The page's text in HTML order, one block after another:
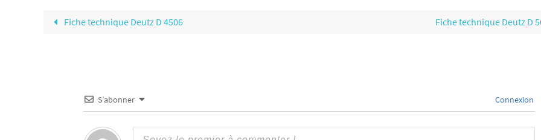
Fiche technique Deutz D 4506 Fiche technique Deutz D
S’abonner Connexion